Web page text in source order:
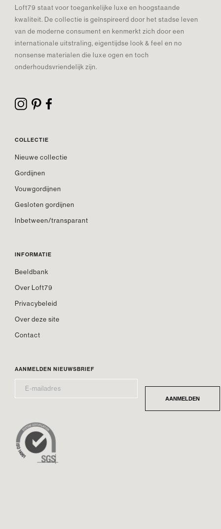
Loft79 staat voor toegankelijke luxe en hoogstaande
kwaliteit. De collectie is geïnspireerd door het stadse leven
van de moderne consument en kenmerkt zich door een
internationale uitstraling, eigentijdse look & feel en no
nonsense materialen die luxe ogen en toch
onderhoudsvriendelijk zijn.
COLLECTIE
Nieuwe collectie
Gordijnen
Vouwgordijnen
Gesloten gordijnen
Inbetween/transparant
INFORMATIE
Beeldbank
Over Loft79
Privacybeleid
Over deze site
Contact
AANMELDEN NIEUWSBRIEF
MAILADRES* AANMELDEN